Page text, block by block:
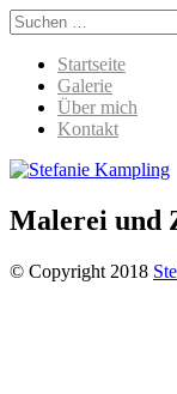
Startseite
Galerie
Über mich
Kontakt
Malerei und
© Copyright 2018